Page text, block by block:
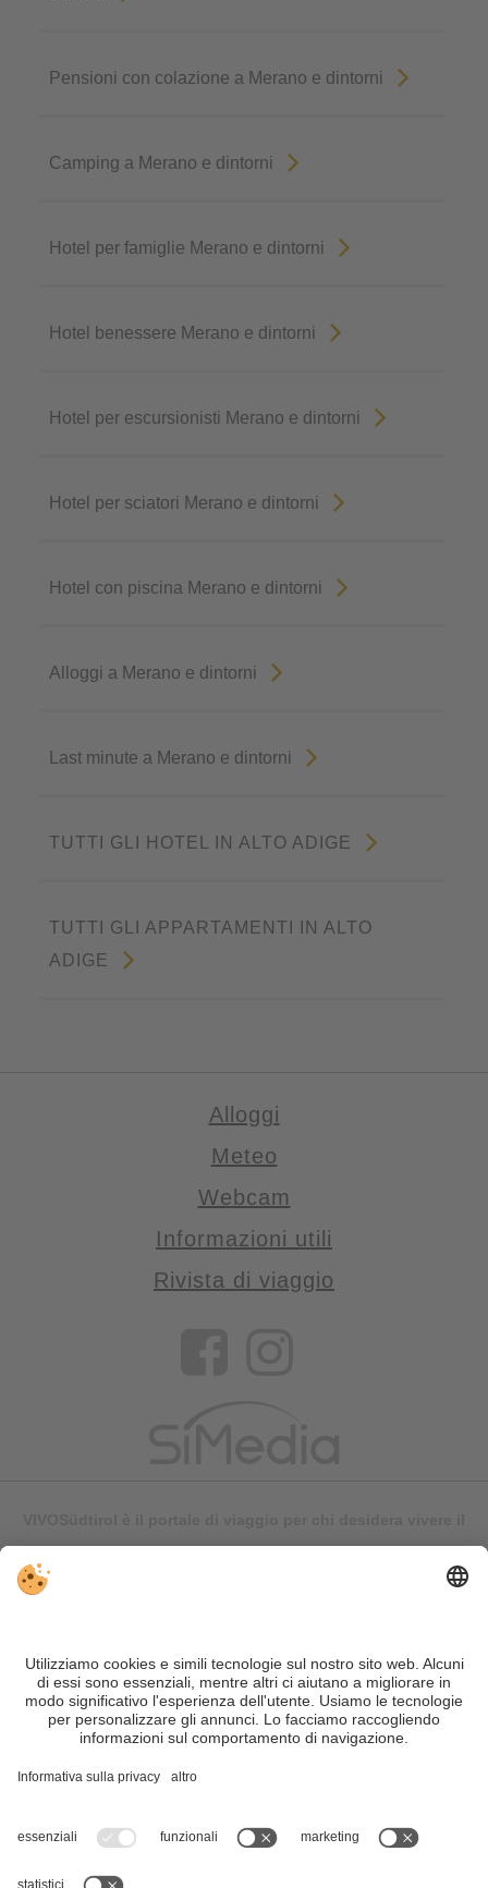
Pensioni con colazione a Merano e dintorni
Camping a Merano e dintorni
Hotel per famiglie Merano e dintorni
Hotel benessere Merano e dintorni
Hotel per escursionisti Merano e dintorni
Hotel per sciatori Merano e dintorni
Hotel con piscina Merano e dintorni
Alloggi a Merano e dintorni
Last minute a Merano e dintorni
TUTTI GLI HOTEL IN ALTO ADIGE
TUTTI GLI APPARTAMENTI IN ALTO
ADIGE
Alloggi
Meteo
Webcam
Informazioni utili
Rivista di viaggio
contenuti, si possono verificare errori. Non garantiamo la
correttezza e la completezza di tutte le informazioni. Per
motivi di sicurezza, si prega di verificare chiedendo
direttamente sul posto all'organizzatore.
Sitemap| Editoria& Direttiva privacy |Impostazioni cookie individuali